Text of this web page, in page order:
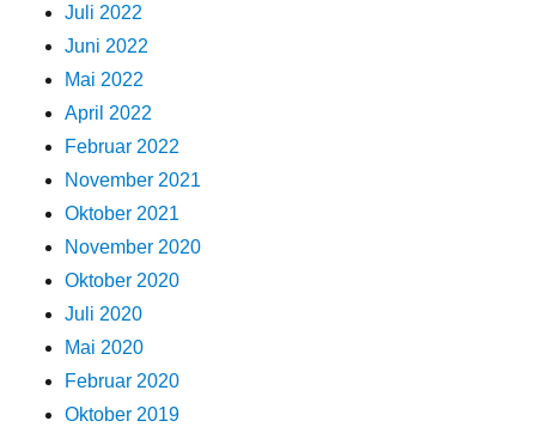
Juli 2022
Juni 2022
Mai 2022
April 2022
Februar 2022
November 2021
Oktober 2021
November 2020
Oktober 2020
Juli 2020
Mai 2020
Februar 2020
Oktober 2019